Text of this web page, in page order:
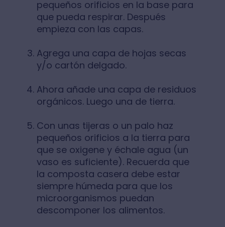
pequeños orificios en la base para
que pueda respirar. Después
empieza con las capas.
Agrega una capa de hojas secas
y/o cartón delgado.
Ahora añade una capa de residuos
orgánicos. Luego una de tierra.
Con unas tijeras o un palo haz
pequeños orificios a la tierra para
que se oxigene y échale agua (un
vaso es suficiente). Recuerda que
la composta casera debe estar
siempre húmeda para que los
microorganismos puedan
descomponer los alimentos.